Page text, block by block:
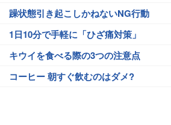
躁状態引き起こしかねないNG行動
1日10分で手軽に「ひざ痛対策」
キウイを食べる際の3つの注意点
コーヒー 朝すぐ飲むのはダメ?